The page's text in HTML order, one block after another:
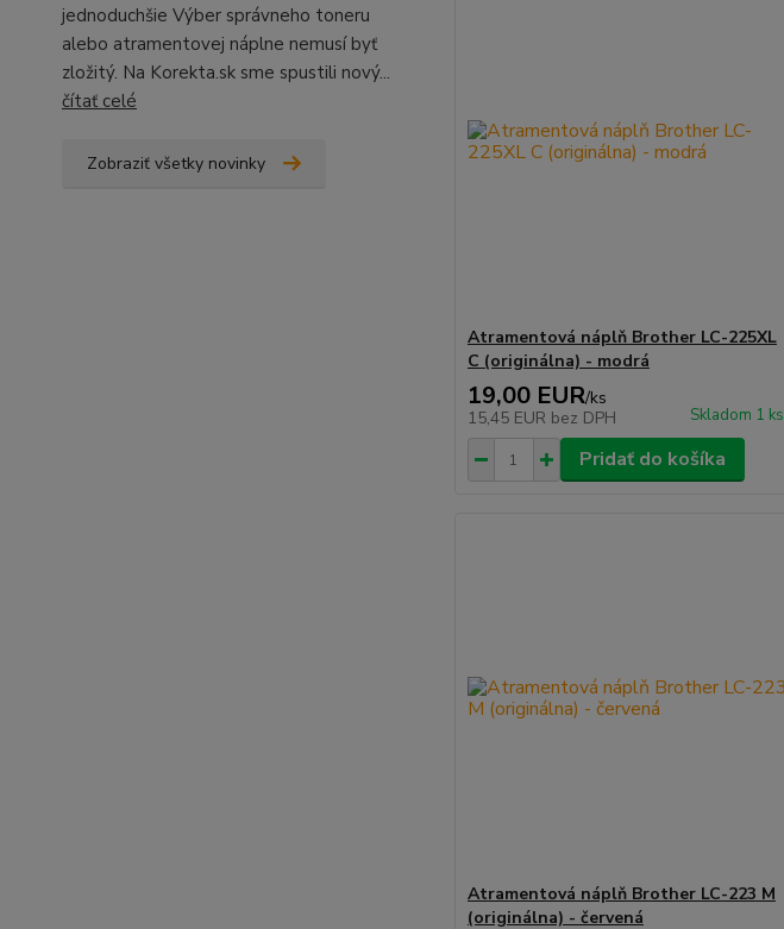
jednoduchšie Výber správneho toneru
alebo atramentovej náplne nemusí byť
zložitý. Na Korekta.sk sme spustili nový...
čítať celé
Zobraziť všetky novinky
Atramentová náplň Brother LC-225XL
C (originálna) - modrá
19,00 EUR/ks
15,45 EUR bez DPH Skladom 1 ks
Pridať do košíka
Atramentová náplň Brother LC-223 M
(originálna) - červená